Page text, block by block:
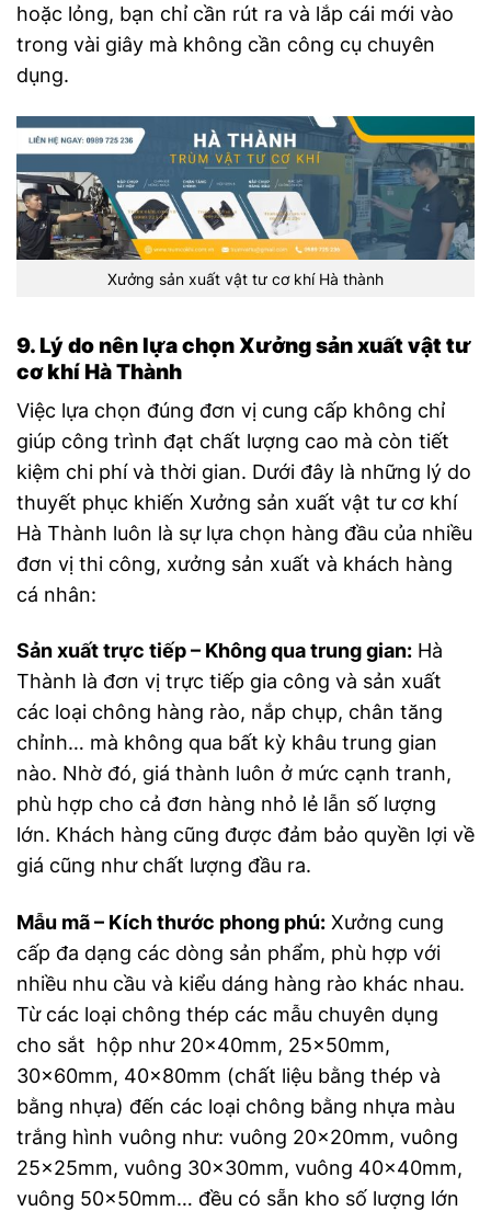
hoặc lỏng, bạn chỉ cần rút ra và lắp cái mới vào
trong vài giây mà không cần công cụ chuyên
dụng.
Xưởng sản xuất vật tư cơ khí Hà thành
9. Lý do nên lựa chọn Xưởng sản xuất vật tư
cơ khí Hà Thành
Việc lựa chọn đúng đơn vị cung cấp không chỉ
giúp công trình đạt chất lượng cao mà còn tiết
kiệm chi phí và thời gian. Dưới đây là những lý do
thuyết phục khiến Xưởng sản xuất vật tư cơ khí
Hà Thành luôn là sự lựa chọn hàng đầu của nhiều
đơn vị thi công, xưởng sản xuất và khách hàng
cá nhân:
Sản xuất trực tiếp – Không qua trung gian: Hà
Thành là đơn vị trực tiếp gia công và sản xuất
các loại chông hàng rào, nắp chụp, chân tăng
chỉnh… mà không qua bất kỳ khâu trung gian
nào. Nhờ đó, giá thành luôn ở mức cạnh tranh,
phù hợp cho cả đơn hàng nhỏ lẻ lẫn số lượng
lớn. Khách hàng cũng được đảm bảo quyền lợi về
giá cũng như chất lượng đầu ra.
Mẫu mã – Kích thước phong phú: Xưởng cung
cấp đa dạng các dòng sản phẩm, phù hợp với
nhiều nhu cầu và kiểu dáng hàng rào khác nhau.
Từ các loại chông thép các mẫu chuyên dụng
cho sắt hộp như 20x40mm, 25x50mm,
30x60mm, 40x80mm (chất liệu bằng thép và
bằng nhựa) đến các loại chông bằng nhựa màu
trắng hình vuông như: vuông 20x20mm, vuông
25x25mm, vuông 30x30mm, vuông 40x40mm,
vuông 50x50mm… đều có sẵn kho số lượng lớn